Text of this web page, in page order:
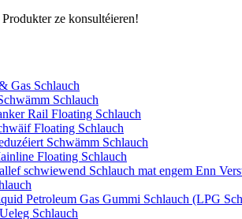
ze konsultéieren!
Gas Schlauch
Schlauch
Rail Floating Schlauch
Floating Schlauch
Schwämm Schlauch
Floating Schlauch
schwiewend Schlauch mat engem Enn
Petroleum Gas Gummi Schlauch (LPG
Schlauch